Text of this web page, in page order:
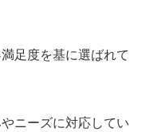
足度を基に選ばれて
ニーズに対応してい